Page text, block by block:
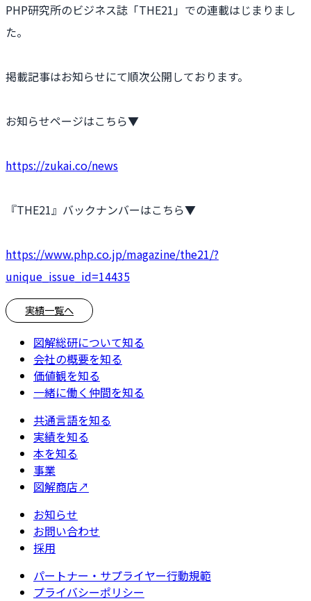
PHP研究所のビジネス誌「THE21」での連載はじまりまし
た。
掲載記事はお知らせにて順次公開しております。
お知らせページはこちら▼
https://zukai.co/news
『THE21』バックナンバーはこちら▼
https://www.php.co.jp/magazine/the21/?
unique_issue_id=14435
実績一覧へ
図解総研について知る
会社の概要を知る
価値観を知る
一緒に働く仲間を知る
共通言語を知る
実績を知る
本を知る
事業
図解商店↗
お知らせ
お問い合わせ
採用
パートナー・サプライヤー行動規範
プライバシーポリシー